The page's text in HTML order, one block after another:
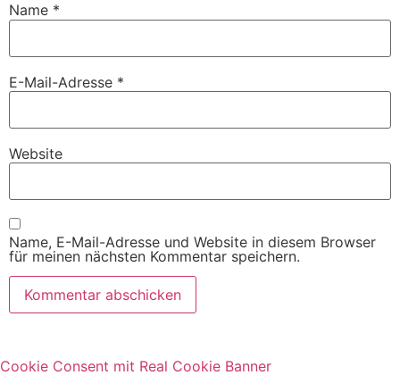
Name *
E-Mail-Adresse *
Website
Name, E-Mail-Adresse und Website in diesem Browser
für meinen nächsten Kommentar speichern.
Cookie Consent mit Real Cookie Banner